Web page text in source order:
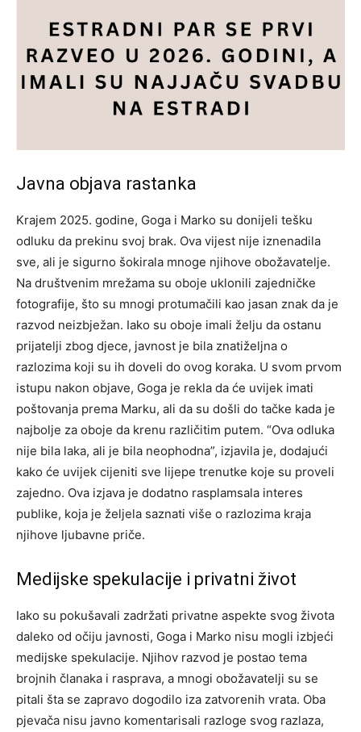
Javna objava rastanka
Krajem 2025. godine, Goga i Marko su donijeli tešku
odluku da prekinu svoj brak. Ova vijest nije iznenadila
sve, ali je sigurno šokirala mnoge njihove obožavatelje.
Na društvenim mrežama su oboje uklonili zajedničke
fotografije, što su mnogi protumačili kao jasan znak da je
razvod neizbježan. Iako su oboje imali želju da ostanu
prijatelji zbog djece, javnost je bila znatiželjna o
razlozima koji su ih doveli do ovog koraka. U svom prvom
istupu nakon objave, Goga je rekla da će uvijek imati
poštovanja prema Marku, ali da su došli do tačke kada je
najbolje za oboje da krenu različitim putem. “Ova odluka
nije bila laka, ali je bila neophodna”, izjavila je, dodajući
kako će uvijek cijeniti sve lijepe trenutke koje su proveli
zajedno. Ova izjava je dodatno rasplamsala interes
publike, koja je željela saznati više o razlozima kraja
njihove ljubavne priče.
Medijske spekulacije i privatni život
Iako su pokušavali zadržati privatne aspekte svog života
daleko od očiju javnosti, Goga i Marko nisu mogli izbjeći
medijske spekulacije. Njihov razvod je postao tema
brojnih članaka i rasprava, a mnogi obožavatelji su se
pitali šta se zapravo dogodilo iza zatvorenih vrata. Oba
pjevača nisu javno komentarisali razloge svog razlaza,